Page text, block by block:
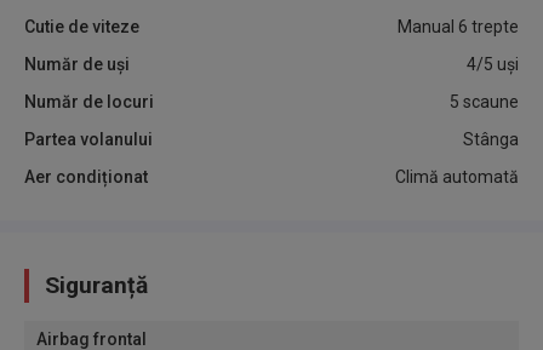
Cutie de viteze
Manual 6 trepte
Număr de uși
4/5 uși
Număr de locuri
5 scaune
Partea volanului
Stânga
Aer condiționat
Climă automată
Siguranță
Airbag frontal